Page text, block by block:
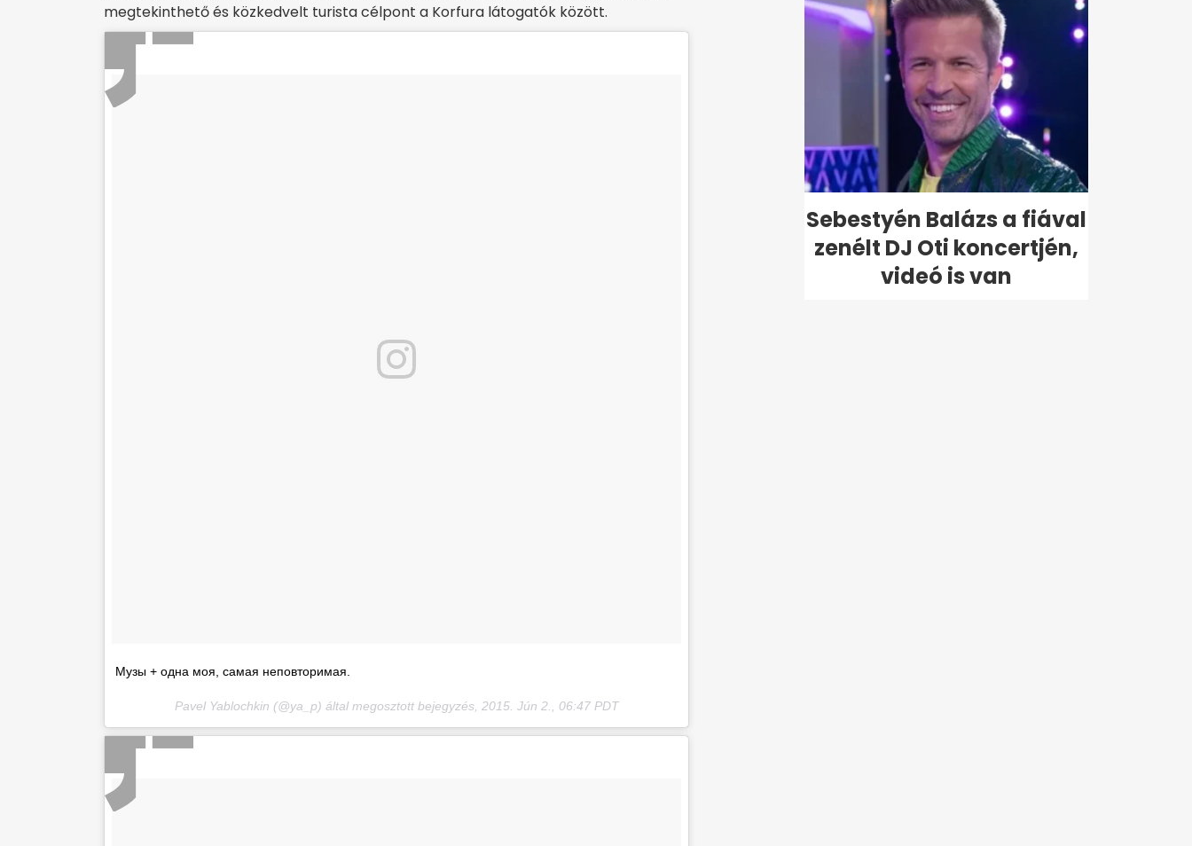
megtekinthető és közkedvelt turista célpont a Korfura látogatók között.
Музы + одна моя, самая неповторимая.
Pavel Yablochkin (@ya_p) által megosztott bejegyzés, 2015. Jún 2., 06:47 PDT
Sebestyén Balázs a fiával
zenélt DJ Oti koncertjén,
videó is van